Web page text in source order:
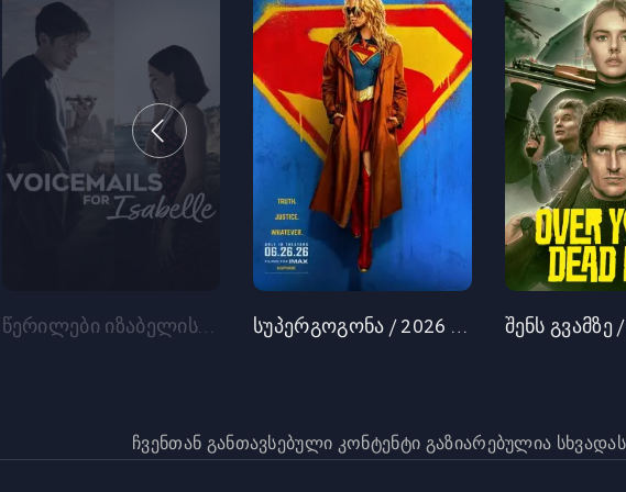
წერილები იზაბელისთვის / 2026 / ქართულად სუპერგოგონა / 2026 / ქართულად
ჩვენთან განთავსებული კონტენტი გაზიარებულია